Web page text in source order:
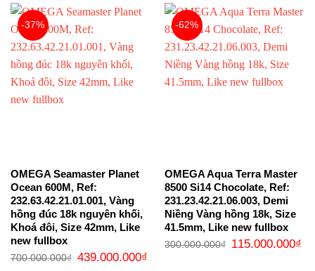
69.000.000₫.
-37%
OMEGA Seamaster Planet
Ocean 600M, Ref:
232.63.42.21.01.001, Vàng
hồng đúc 18k nguyên khối,
Khoá đôi, Size 42mm, Like
new fullbox
700.000.000₫ Giá
gốc
439.000.000₫Giá
-62%
OMEGA Aqua Terra Master
8500 Si14 Chocolate, Ref:
231.23.42.21.06.003, Demi
Niềng Vàng hồng 18k, Size
41.5mm, Like new fullbox
300.000.000₫
Giá
gốc
115.000.000₫